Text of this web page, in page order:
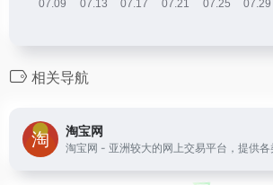
相关导航
淘宝网